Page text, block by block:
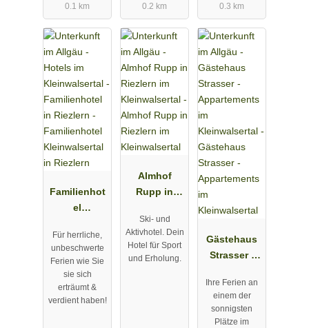
0.1 km
0.2 km
0.3 km
Familienhot
el
al in Riezlern
Für herrliche,
unbeschwerte
Ferien wie Sie
sie sich
erträumt &
verdient haben!
Almhof
Rupp in
Kleinwalsert
Ski- und
Aktivhotel. Dein
Hotel für Sport
und Erholung.
Gästehaus
Strasser -
s im
al
Ihre Ferien an
einem der
sonnigsten
Plätze im